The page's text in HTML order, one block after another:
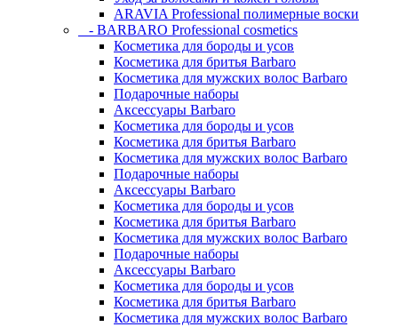
ARAVIA Professional полимерные воски
- BARBARO Professional cosmetics
Косметика для бороды и усов
Косметика для бритья Barbaro
Косметика для мужских волос Barbaro
Подарочные наборы
Аксессуары Barbaro
Косметика для бороды и усов
Косметика для бритья Barbaro
Косметика для мужских волос Barbaro
Подарочные наборы
Аксессуары Barbaro
Косметика для бороды и усов
Косметика для бритья Barbaro
Косметика для мужских волос Barbaro
Подарочные наборы
Аксессуары Barbaro
Косметика для бороды и усов
Косметика для бритья Barbaro
Косметика для мужских волос Barbaro